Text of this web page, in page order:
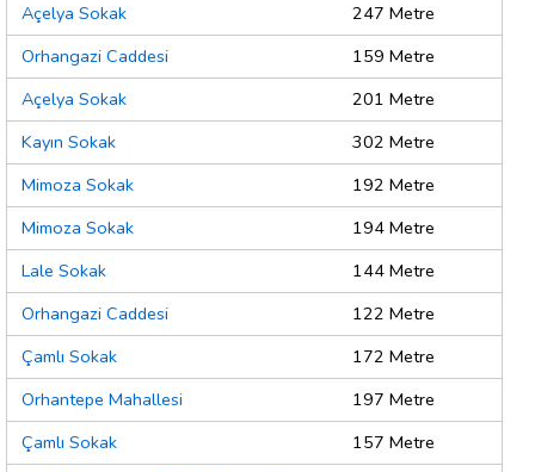
Açelya Sokak
247 Metre
Orhangazi Caddesi
159 Metre
Açelya Sokak
201 Metre
Kayın Sokak
302 Metre
Mimoza Sokak
192 Metre
Mimoza Sokak
194 Metre
Lale Sokak
144 Metre
Orhangazi Caddesi
122 Metre
Çamlı Sokak
172 Metre
Orhantepe Mahallesi
197 Metre
Çamlı Sokak
157 Metre